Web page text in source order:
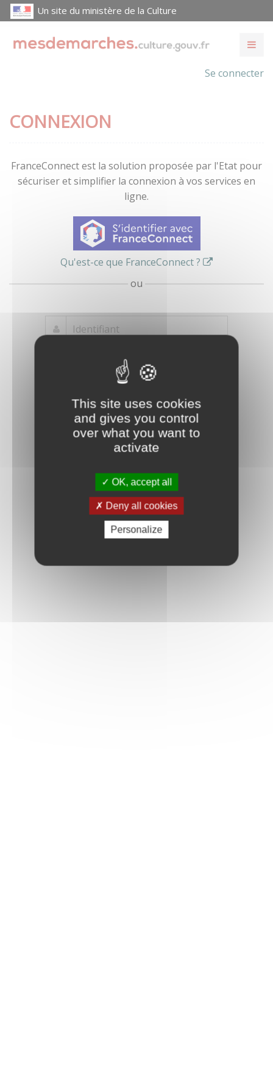
This site uses cookies
and gives you control
over what you want to
activate
OK, accept all
Deny all cookies
Personalize
Un site du ministère de la Culture
Se connecter
CONNEXION
FranceConnect est la solution proposée par l'Etat pour
sécuriser et simplifier la connexion à vos services en
ligne.
Qu'est-ce que FranceConnect ?
ou
oublié ?
compte
Connexion